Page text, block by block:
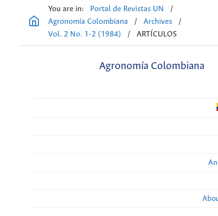
You are in: Portal de Revistas UN
/
Agronomía Colombiana
/ Archives
/
Vol. 2 No. 1-2 (1984)
/ ARTÍCULOS
Agronomía Colombiana